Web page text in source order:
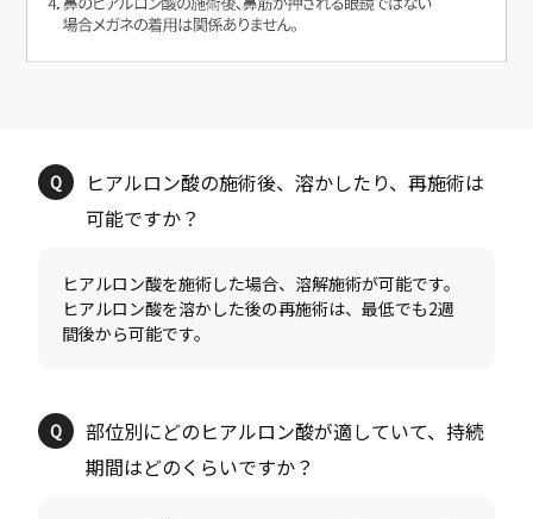
ヒアルロン酸の施術後、溶かしたり、再施術は
ヒアルロン酸を施術した場合、溶解施術が可能です。
ヒアルロン酸を溶かした後の再施術は、最低でも2週
部位別にどのヒアルロン酸が適していて、持続